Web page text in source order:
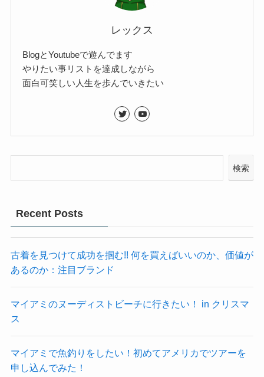
レックス
BlogとYoutubeで遊んでます
やりたい事リストを達成しながら
面白可笑しい人生を歩んでいきたい
検索
Recent Posts
古着を見つけて成功を掴む!! 何を買えばいいのか、価値が
あるのか：注目ブランド
マイアミのヌーディストビーチに行きたい！ in クリスマ
ス
マイアミで魚釣りをしたい！初めてアメリカでツアーを
申し込んでみた！